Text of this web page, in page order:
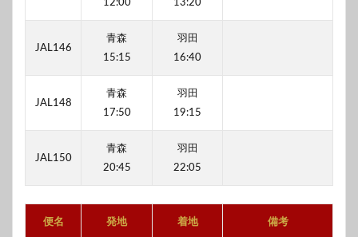
JAL146
青森
15:15
羽田
16:40
JAL148
青森
17:50
羽田
19:15
JAL150
青森
20:45
羽田
22:05
便名 発地 着地 備考